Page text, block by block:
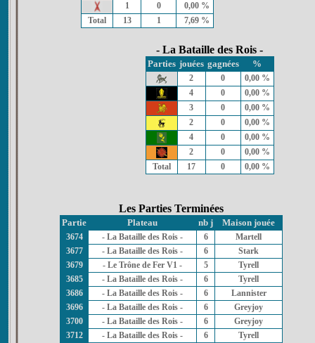
1
0
0,00 %
Total
13 1 7,69 %
- La Bataille des Rois -
Parties jouées gagnées %
2 0
0,00 %
4
0
0,00 %
3
0
0,00 %
2
0
0,00 %
4
0
0,00 %
2
0
0,00 %
Total
17 0 0,00 %
Les Parties Terminées
Partie Plateau nb j Maison jouée
3674 - La Bataille des Rois - 6
Martell
3677
- La Bataille des Rois - 6
Stark
3679
- Le Trône de Fer V1 - 5
Tyrell
3685
- La Bataille des Rois - 6
Tyrell
3686
- La Bataille des Rois - 6
Lannister
3696
- La Bataille des Rois - 6
Greyjoy
3700
- La Bataille des Rois - 6
Greyjoy
3712
- La Bataille des Rois - 6
Tyrell